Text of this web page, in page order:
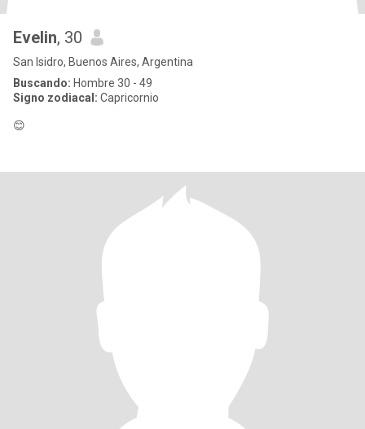
Evelin, 30
San Isidro, Buenos Aires, Argentina
Buscando: Hombre 30 - 49
Signo zodiacal: Capricornio
😊